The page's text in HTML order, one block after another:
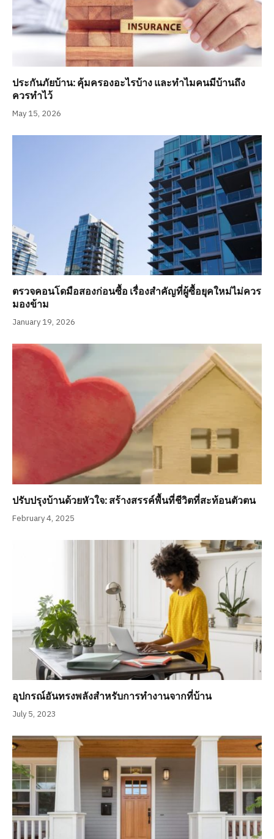
ประกันภัยบ้าน: คุ้มครองอะไรบ้าง และทำไมคนมีบ้านถึง
ควรทำไว้
May 15, 2026
ตรวจคอนโดมือสองก่อนซื้อ เรื่องสำคัญที่ผู้ซื้อยุคใหม่ไม่ควร
มองข้าม
January 19, 2026
ปรับปรุงบ้านด้วยหัวใจ: สร้างสรรค์พื้นที่ชีวิตที่สะท้อนตัวตน
February 4, 2025
อุปกรณ์อันทรงพลังสำหรับการทำงานจากที่บ้าน
July 5, 2023